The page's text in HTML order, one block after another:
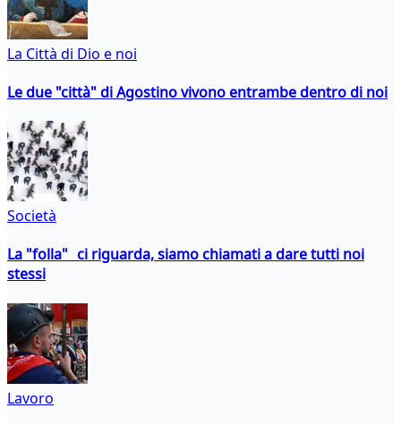
La Città di Dio e noi
Le due "città" di Agostino vivono entrambe dentro di noi
Società
La "folla" ci riguarda, siamo chiamati a dare tutti noi
stessi
Lavoro